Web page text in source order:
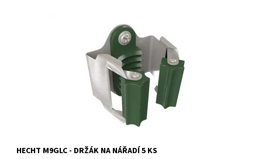
Držák na nářadí - 5 ks v balení
Skladem 16 ks
HECHT
2 roky
HECHT M9GLC - DRŽÁK NA NÁŘADÍ 5 KS